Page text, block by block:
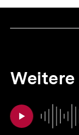
Inhaltskarousell
für
weitere
Inhaltskarussell
überspringen